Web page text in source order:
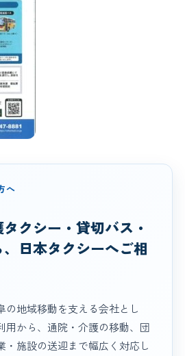
へ
クシー・貸切バス・
日本タクシーへご相
の地域移動を支える会社とし
用から、通院・介護の移動、団
・施設の送迎まで幅広く対応し